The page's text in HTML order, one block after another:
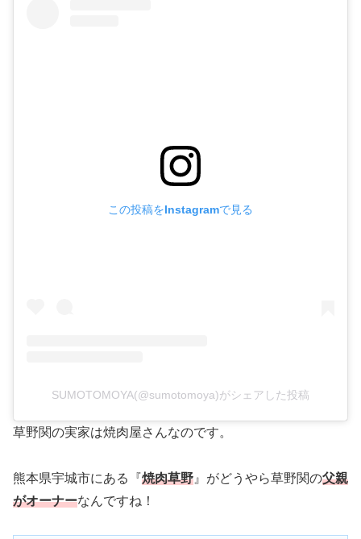
この投稿をInstagramで見る
SUMOTOMOYA(@sumotomoya)がシェアした投稿
草野関の実家は焼肉屋さんなのです。
熊本県宇城市にある『焼肉草野 』がどうやら草野関の父親
がオーナーなんですね！